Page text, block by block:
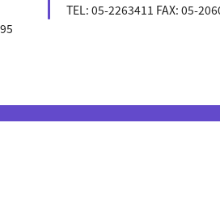
TEL: 05-2263411 FAX: 05-